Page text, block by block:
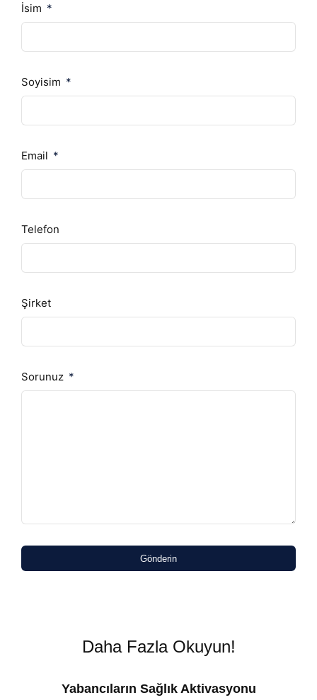
İsim
Soyisim
Email
Telefon
Şirket
Sorunuz
Gönderin
Daha Fazla Okuyun!
Yabancıların Sağlık Aktivasyonu